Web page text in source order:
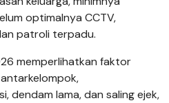
optimalnya CCTV,
patroli terpadu.
memperlihatkan faktor
dendam lama, dan saling ejek,